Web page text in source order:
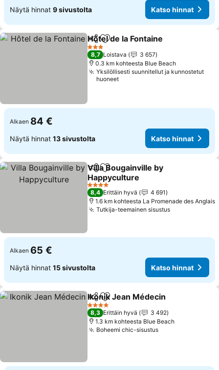
Näytä hinnat 9 sivustolta Katso hinnat
Jaa Lisää suosikkeihin
Hôtel de la Fontaine
3 Tähtiluokitus
8,7 Loistava
3 657
0.3 km kohteesta Blue Beach
Yksilöllisesti suunnitellut ja kunnostetut
huoneet
Alkaen 84 €
Näytä hinnat 13 sivustolta Katso hinnat
Jaa Lisää suosikkeihin
Villa Bougainville by
Happyculture
Katso hinnat
4 Tähtiluokitus
8,4 Erittäin hyvä
4 691
1.6 km kohteesta La Promenade des Anglais
Tutkija-teemainen sisustusKatso hinnat
Alkaen 65 €
Näytä hinnat 15 sivustolta Katso hinnat
Jaa Lisää suosikkeihin
Ikonik Jean Médecin
4 Tähtiluokitus
8,3 Erittäin hyvä
3 492
1.3 km kohteesta Blue Beach
Boheemi chic-sisustusKatso hinnat